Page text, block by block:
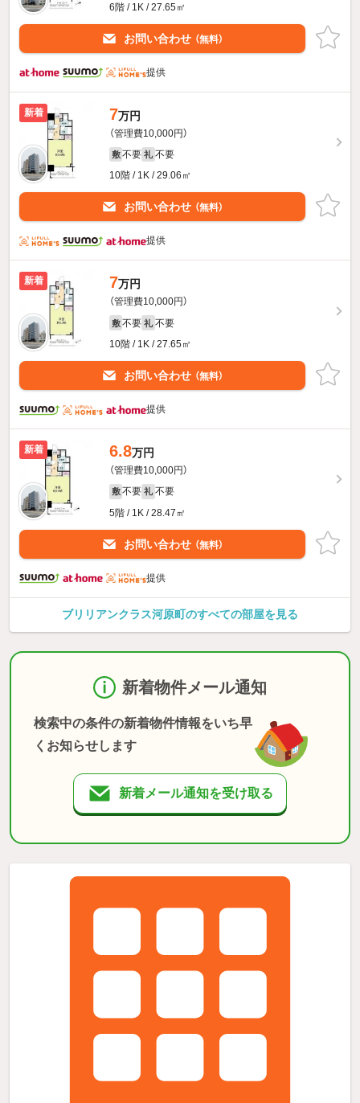
6階 / 1K / 27.65㎡
お問い合わせ （無料）
提供
新着 7万円
（管理費10,000円）
敷 不要 礼 不要
10階 / 1K / 29.06㎡
お問い合わせ （無料）
提供
新着 7万円
（管理費10,000円）
敷 不要 礼 不要
10階 / 1K / 27.65㎡
お問い合わせ （無料）
提供
新着 6.8万円
（管理費10,000円）
敷 不要 礼 不要
5階 / 1K / 28.47㎡
お問い合わせ （無料）
提供
ブリリアンクラス河原町のすべての部屋を見る
新着物件メール通知
検索中の条件の新着物件情報をいち早
くお知らせします
新着メール通知を受け取る